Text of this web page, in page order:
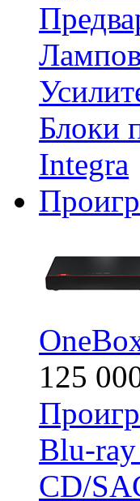
Блоки
Integra
125
Blu-ray
CD/